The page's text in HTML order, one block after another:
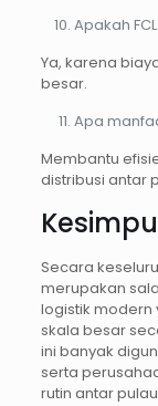
Apakah
Ya, karena
besar.
Apa
Membantu
distribusi antar
Secara
merupakan
logistik
skala besar
ini banyak
serta
rutin antar